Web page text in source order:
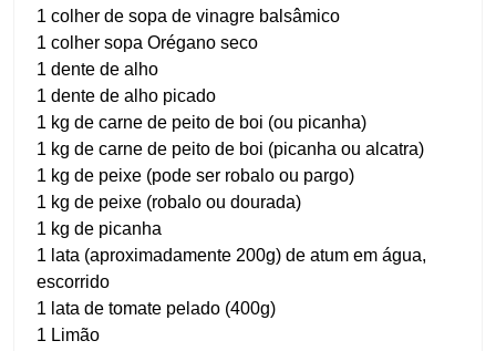
1 colher de sopa de vinagre balsâmico
1 colher sopa Orégano seco
1 dente de alho
1 dente de alho picado
1 kg de carne de peito de boi (ou picanha)
1 kg de carne de peito de boi (picanha ou alcatra)
1 kg de peixe (pode ser robalo ou pargo)
1 kg de peixe (robalo ou dourada)
1 kg de picanha
1 lata (aproximadamente 200g) de atum em água,
escorrido
1 lata de tomate pelado (400g)
1 Limão